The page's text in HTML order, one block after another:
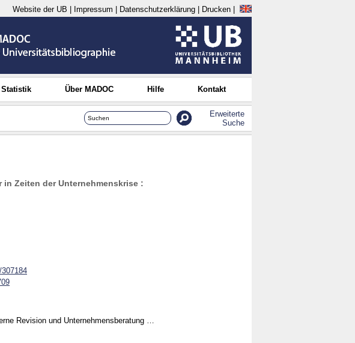
Website der UB Impressum Datenschutzerklärung Drucken
Statistik Über MADOC Hilfe Kontakt
Erweiterte
Suche
Zeiten der Unternehmenskrise :
Revision und Unternehmensberatung …